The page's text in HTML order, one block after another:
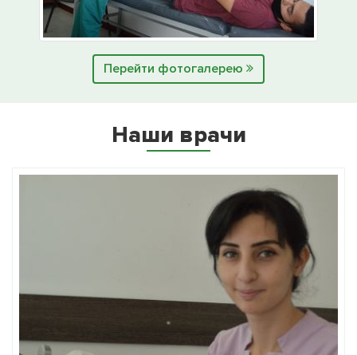
Перейти фотогалерею
Наши врачи